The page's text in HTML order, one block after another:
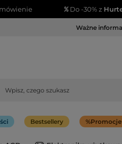
Do -30% z
Ważne
Bestsellery Promocje